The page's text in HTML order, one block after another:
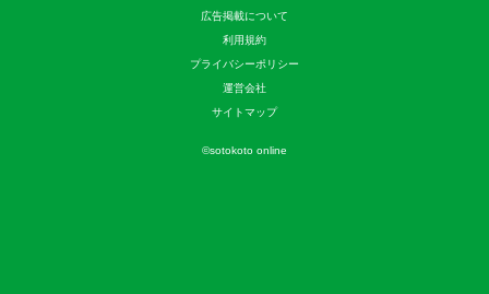
広告掲載について
利用規約
プライバシーポリシー
運営会社
サイトマップ
©sotokoto online